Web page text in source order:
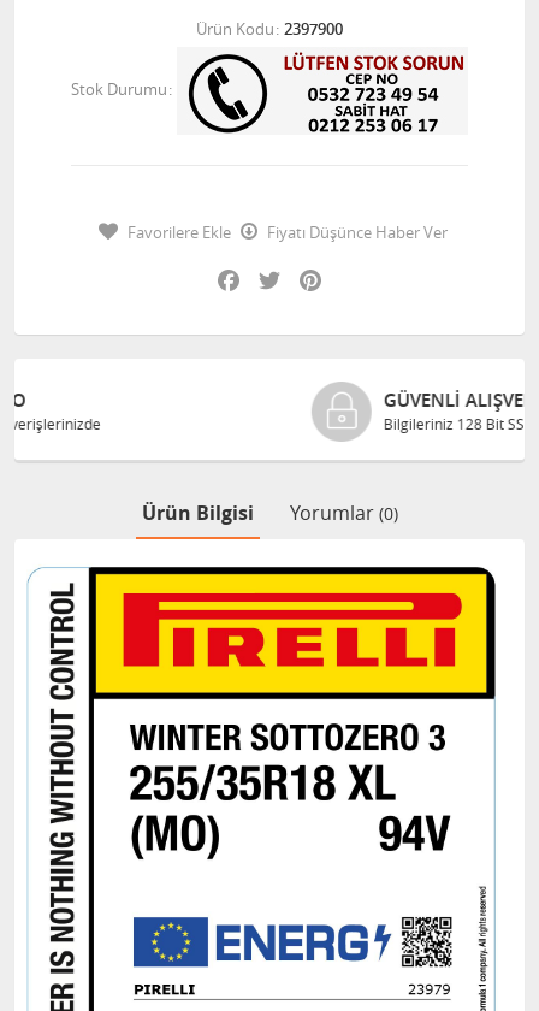
Ürün Kodu 2397900
Stok Durumu
Favorilere Ekle
Fiyatı Düşünce Haber Ver
Facebook
Twitter
GÜVENLI ALIŞVERIŞ
Bilgileriniz 128 Bit SSL ile güvende
Ürün Bilgisi Yorumlar (0)